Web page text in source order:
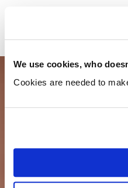
We use cookies, who
Cookies are needed to
Dat kan op meer